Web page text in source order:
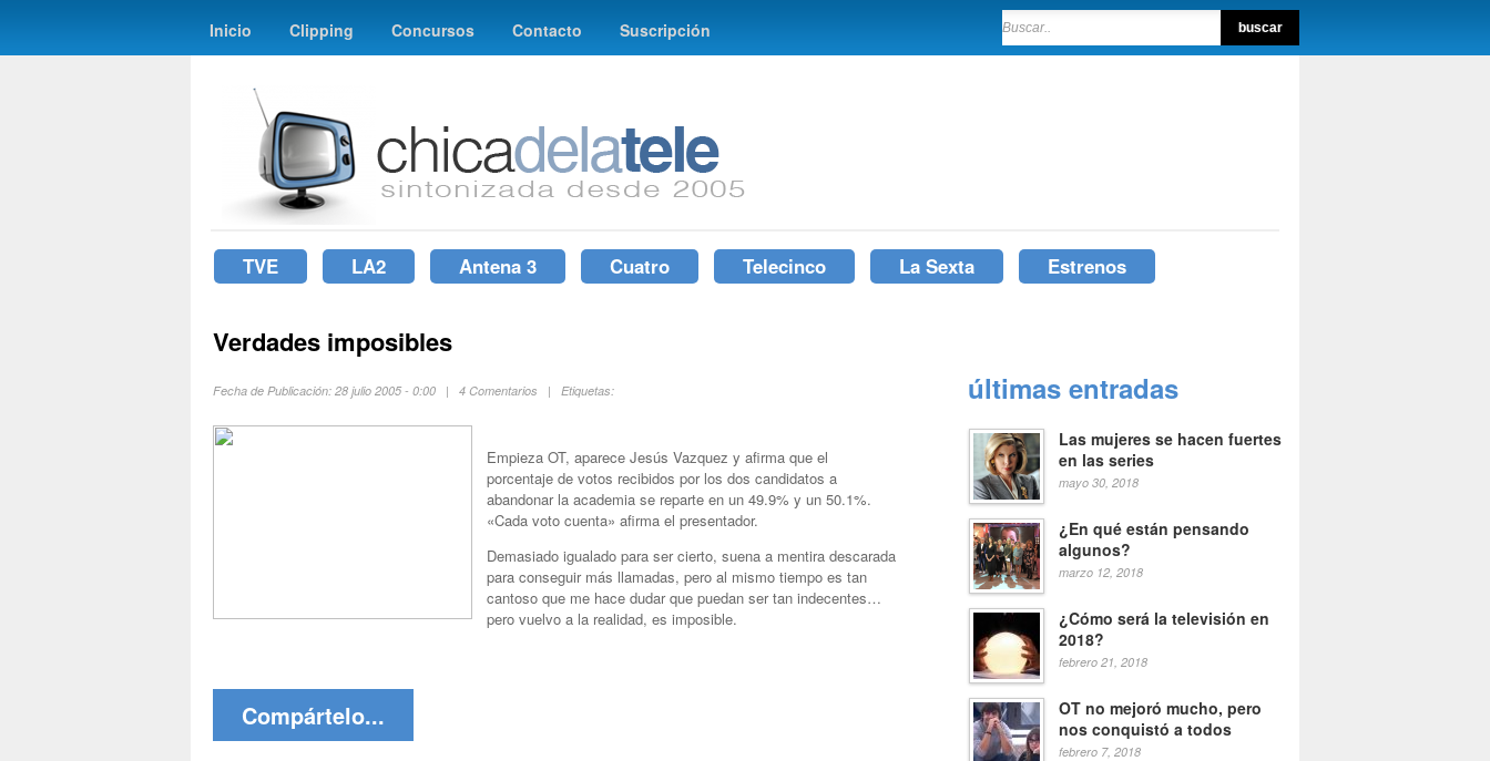
Inicio Clipping Concursos Contacto Suscripción
TVE LA2 Antena 3 Cuatro Telecinco La Sexta Estrenos
Verdades imposibles
Fecha de Publicación: 28 julio 2005 - 0:00 | 4 Comentarios | Etiquetas:
Empieza OT, aparece Jesús Vazquez y afirma que el
porcentaje de votos recibidos por los dos candidatos a
abandonar la academia se reparte en un 49.9% y un 50.1%.
«Cada voto cuenta» afirma el presentador.
Demasiado igualado para ser cierto, suena a mentira descarada
para conseguir más llamadas, pero al mismo tiempo es tan
cantoso que me hace dudar que puedan ser tan indecentes…
pero vuelvo a la realidad, es imposible.
Compártelo...
últimas entradas
Las mujeres se hacen fuertes
en las series
mayo 30, 2018
¿En qué están pensando
algunos?
marzo 12, 2018
¿Cómo será la televisión en
2018?
febrero 21, 2018
OT no mejoró mucho, pero
nos conquistó a todos
febrero 7, 2018